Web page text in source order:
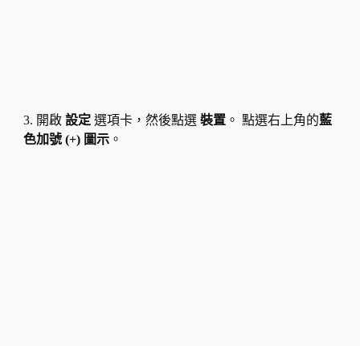
3. 開啟 設定選項卡，然後點選 裝置。 點選右上角的藍
色加號 (+) 圖示。